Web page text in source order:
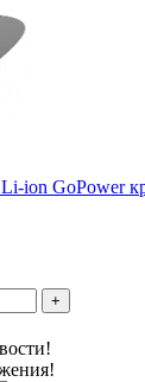
ion GoPower
+